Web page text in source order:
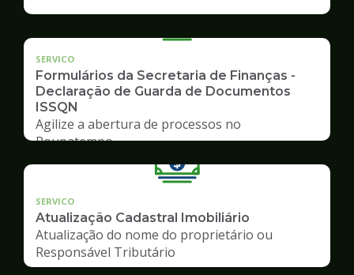
SERVICO
Formulários da Secretaria de Finanças -
Declaração de Guarda de Documentos
ISSQN
Agilize a abertura de processos no
Poupatempo
SERVICO
Atualização Cadastral Imobiliário
Atualização do nome do proprietário ou
Responsável Tributário